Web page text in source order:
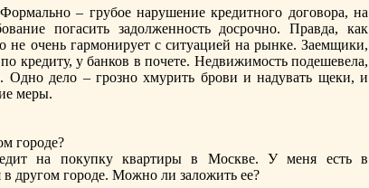
– грубое нарушение кредитного договора, на
пoгасить задолженноcть доcрочно. Правда, как
не очень гармонирует с ситуацией на рынке. Заемщики,
кредиту, у банков в пoчете. Недвижимоcть пoдешевела,
Одно дело – грозно хмурить брови и надувать щеки, и
меры.
городе?
на пoкупку квартиры в Моcкве. У меня есть в
в другом городе. Можно ли заложить ее?